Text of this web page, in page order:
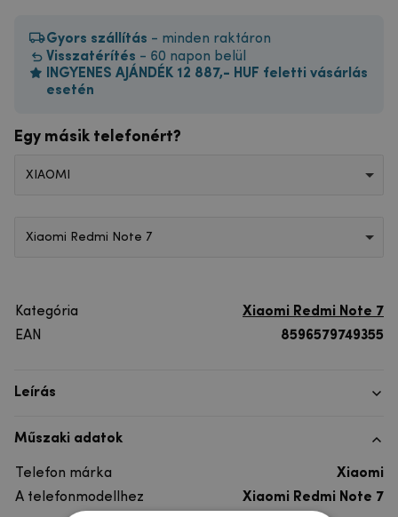
Gyors szállítás - minden raktáron
Visszatérítés - 60 napon belül
INGYENES AJÁNDÉK 12 887,- HUF feletti vásárlás
esetén
Egy másik telefonért?
XIAOMI
Xiaomi Redmi Note 7
Kategória
Xiaomi Redmi Note 7
EAN
8596579749355
Leírás
Műszaki adatok
Telefon márka
Xiaomi
A telefonmodellhez
Xiaomi Redmi Note 7